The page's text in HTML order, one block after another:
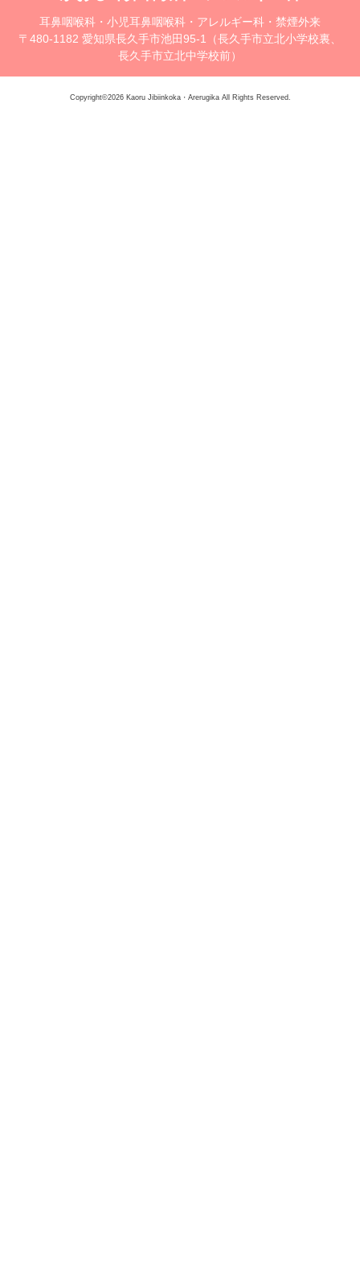
耳鼻咽喉科・小児耳鼻咽喉科・アレルギー科・禁煙外来
〒480-1182 愛知県長久手市池田95-1（長久手市立北小学校裏、
長久手市立北中学校前）
Copyright©2026 Kaoru Jibiinkoka・Arerugika All Rights Reserved.